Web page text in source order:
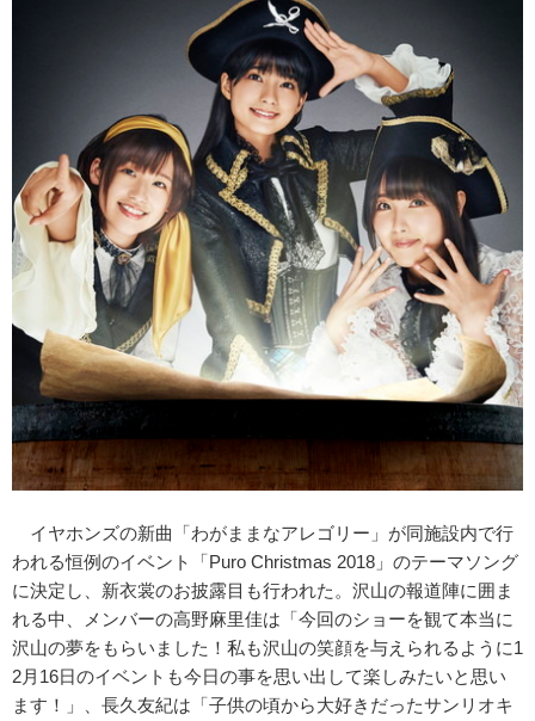
イヤホンズの新曲「わがままなアレゴリー」が同施設内で行
われる恒例のイベント「Puro Christmas 2018」のテーマソング
に決定し、新衣裳のお披露目も行われた。沢山の報道陣に囲ま
れる中、メンバーの高野麻里佳は「今回のショーを観て本当に
沢山の夢をもらいました！私も沢山の笑顔を与えられるように1
2月16日のイベントも今日の事を思い出して楽しみたいと思い
ます！」、長久友紀は「子供の頃から大好きだったサンリオキ